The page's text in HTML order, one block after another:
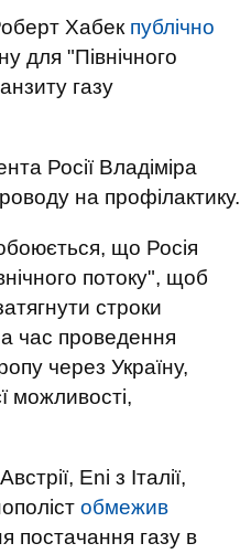
Хабек публічно
для "Північного
газу
Росії Владіміра
на профілактику.
що Росія
потоку", щоб
строки
час проведення
через Україну,
можливості,
Eni з Італії,
обмежив
постачання газу в